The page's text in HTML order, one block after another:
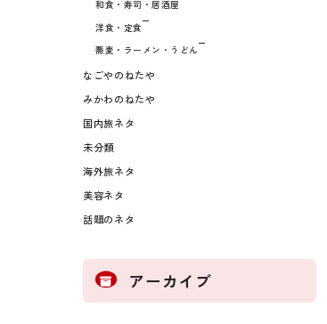
和食・寿司・居酒屋
洋食・定食
蕎麦・ラーメン・うどん
なごやのねたや
みかわのねたや
国内旅ネタ
未分類
海外旅ネタ
美容ネタ
話題のネタ
アーカイブ